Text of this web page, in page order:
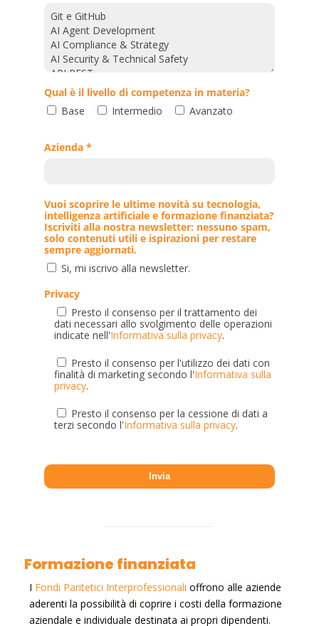
Qual è il livello di competenza in materia?
Base
Intermedio Avanzato
Azienda *
Vuoi scoprire le ultime novità su tecnologia,
intelligenza artificiale e formazione finanziata?
Iscriviti alla nostra newsletter: nessuno spam,
solo contenuti utili e ispirazioni per restare
sempre aggiornati.
Si, mi iscrivo alla newsletter.
Privacy
Presto il consenso per il trattamento dei
dati necessari allo svolgimento delle operazioni
indicate nell'Informativa sulla privacy.
Presto il consenso per l'utilizzo dei dati con
finalità di marketing secondo l'Informativa sulla
privacy.
Presto il consenso per la cessione di dati a
terzi secondo l'Informativa sulla privacy.
Formazione finanziata
I Fondi Paritetici Interprofessionali offrono alle aziende
aderenti la possibilità di coprire i costi della formazione
aziendale e individuale destinata ai propri dipendenti.